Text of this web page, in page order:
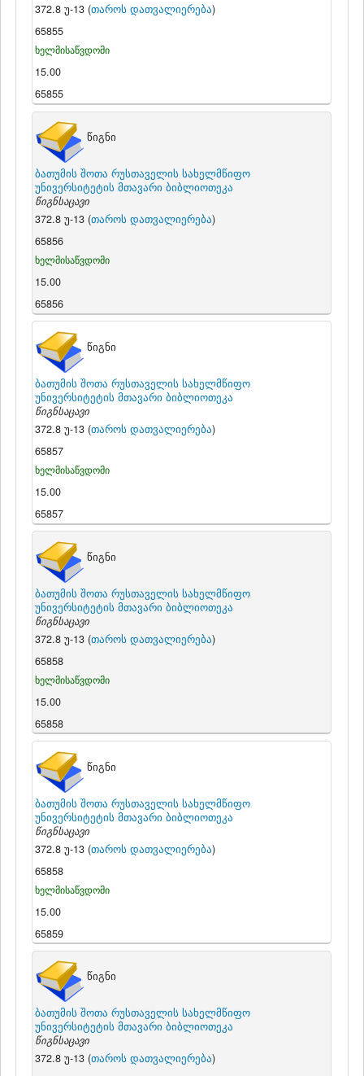
372.8 უ-13 (თაროს დათვალიერება)
65855
ხელმისაწვდომი
15.00
65855
წიგნი
ბათუმის შოთა რუსთაველის სახელმწიფო
უნივერსიტეტის მთავარი ბიბლიოთეკა
წიგნსაცავი
372.8 უ-13 (თაროს დათვალიერება)
65856
ხელმისაწვდომი
15.00
65856
წიგნი
ბათუმის შოთა რუსთაველის სახელმწიფო
უნივერსიტეტის მთავარი ბიბლიოთეკა
წიგნსაცავი
372.8 უ-13 (თაროს დათვალიერება)
65857
ხელმისაწვდომი
15.00
65857
წიგნი
ბათუმის შოთა რუსთაველის სახელმწიფო
უნივერსიტეტის მთავარი ბიბლიოთეკა
წიგნსაცავი
372.8 უ-13 (თაროს დათვალიერება)
65858
ხელმისაწვდომი
15.00
65858
წიგნი
ბათუმის შოთა რუსთაველის სახელმწიფო
უნივერსიტეტის მთავარი ბიბლიოთეკა
წიგნსაცავი
372.8 უ-13 (თაროს დათვალიერება)
65858
ხელმისაწვდომი
15.00
65859
წიგნი
ბათუმის შოთა რუსთაველის სახელმწიფო
უნივერსიტეტის მთავარი ბიბლიოთეკა
წიგნსაცავი
372.8 უ-13 (თაროს დათვალიერება)